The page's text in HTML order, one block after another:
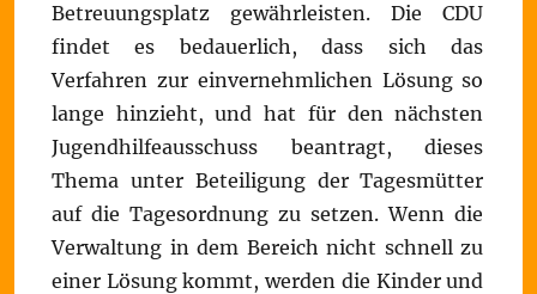
Betreuungsplatz gewährleisten. Die CDU
findet es bedauerlich, dass sich das
Verfahren zur einvernehmlichen Lösung so
lange hinzieht, und hat für den nächsten
Jugendhilfeausschuss beantragt, dieses
Thema unter Beteiligung der Tagesmütter
auf die Tagesordnung zu setzen. Wenn die
Verwaltung in dem Bereich nicht schnell zu
einer Lösung kommt, werden die Kinder und